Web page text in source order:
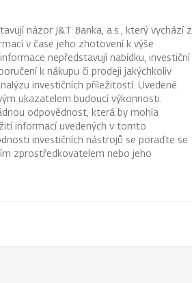
názor J&T Banka, a.s., který vychází z
v čase jeho zhotovení k výše
nepředstavují nabídku, investiční
k nákupu či prodeji jakýchkoliv
investičních příležitostí. Uvedené
ukazatelem budoucí výkonnosti.
odpovědnost, která by mohla
informací uvedených v tomto
investičních nástrojů se poraďte se
zprostředkovatelem nebo jeho